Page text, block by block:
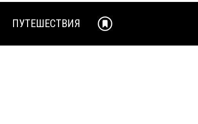
ПУТЕШЕСТВИЯ